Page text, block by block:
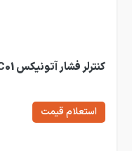
کنترلر فشار آتونیکس PSA-C01
استعلام قیمت